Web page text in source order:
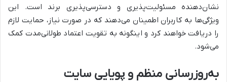
نشان‌دهنده مسئولیت‌پذیری و دسترسی‌پذیری برند است. این
ویژگی‌ها به کاربران اطمینان می‌دهند که در صورت نیاز، حمایت لازم
را دریافت خواهند کرد و اینگونه به تقویت اعتماد طولانی‌مدت کمک
می‌شود.
به‌روزرسانی منظم و پویایی سایت